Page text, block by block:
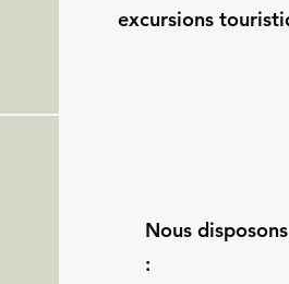
excursions
Nous
: